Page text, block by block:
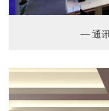
— 通